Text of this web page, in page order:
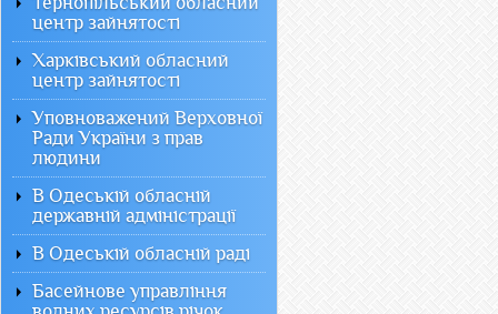
центр зайнятості
Харківський обласний
центр зайнятості
Уповноважений Верховної
Ради України з прав
людини
В Одеській обласній
державній адміністрації
В Одеській обласній раді
Басейнове управління